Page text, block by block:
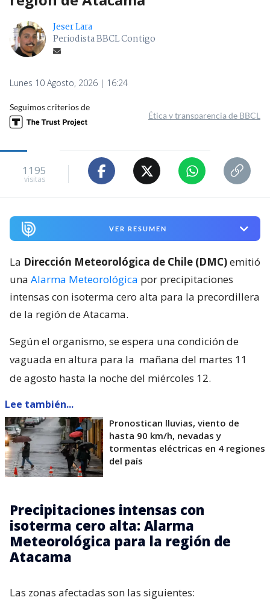
Jeser Lara
Periodista BBCL Contigo
Lunes 10 Agosto, 2026 | 16:24
Seguimos criterios de
Ética y transparencia de BBCL
1195
visitas
VER RESUMEN
La Dirección Meteorológica de Chile (DMC)emitió
una Alarma Meteorológica por precipitaciones
intensas con isoterma cero alta para la precordillera
de la región de Atacama.
Según el organismo, se espera una condición de
vaguada en altura para la mañana del martes 11
de agosto hasta la noche del miércoles 12.
Lee también...
Pronostican lluvias, viento de
hasta 90 km/h, nevadas y
tormentas eléctricas en 4 regiones
del país
Precipitaciones intensas con
isoterma cero alta: Alarma
Meteorológica para la región de
Atacama
Las zonas afectadas son las siguientes: